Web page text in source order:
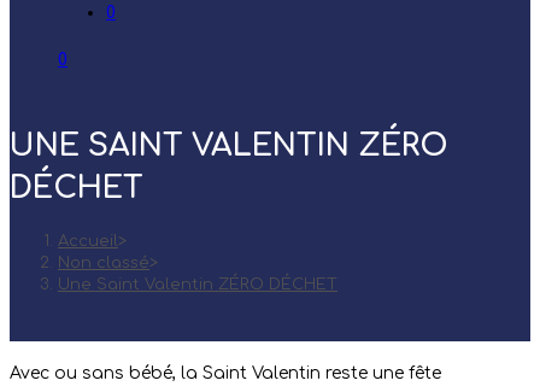
0
0
UNE SAINT VALENTIN ZÉRO
DÉCHET
Accueil >
Non classé>
Une Saint Valentin ZÉRO DÉCHET
Avec ou sans bébé, la Saint Valentin reste une fête